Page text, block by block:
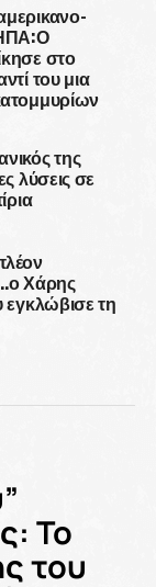
στο
του μια
της
λύσεις σε
..ο Χάρης
εγκλώβισε τη
Το
του